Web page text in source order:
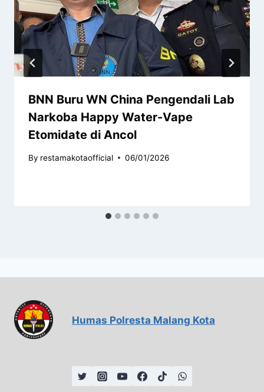
BNN Buru WN China Pengendali Lab
Narkoba Happy Water-Vape
Etomidate di Ancol
By restamakotaofficial 06/01/2026
Humas Polresta Malang Kota